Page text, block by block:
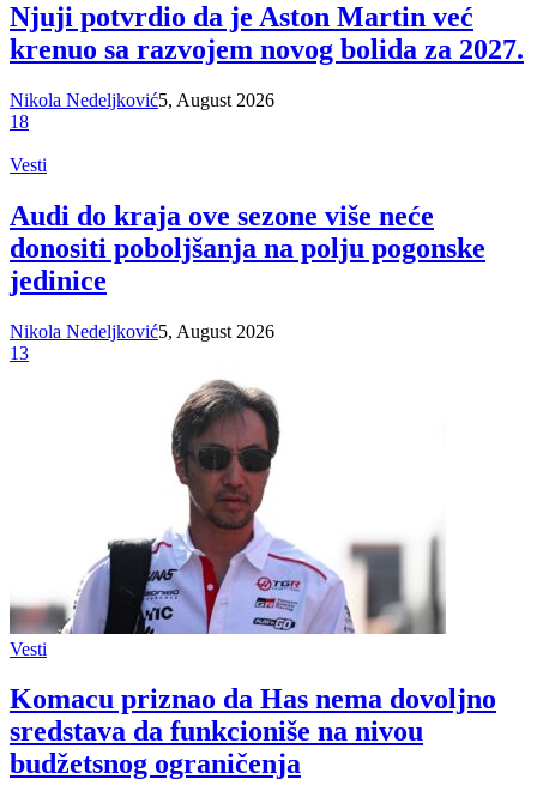
Njuji potvrdio da je Aston Martin već
krenuo sa razvojem novog bolida za 2027.
Nikola Nedeljković5, August 2026
18
Vesti
Audi do kraja ove sezone više neće
donositi poboljšanja na polju pogonske
jedinice
Nikola Nedeljković5, August 2026
13
Vesti
Komacu priznao da Has nema dovoljno
sredstava da funkcioniše na nivou
budžetsnog ograničenja